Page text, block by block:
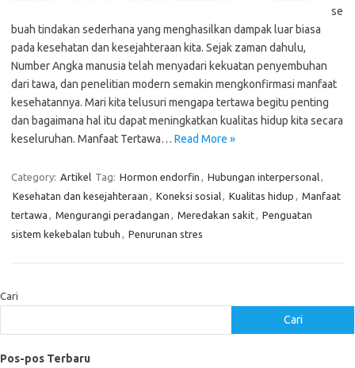
se
buah tindakan sederhana yang menghasilkan dampak luar biasa
pada kesehatan dan kesejahteraan kita. Sejak zaman dahulu,
Number Angka manusia telah menyadari kekuatan penyembuhan
dari tawa, dan penelitian modern semakin mengkonfirmasi manfaat
kesehatannya. Mari kita telusuri mengapa tertawa begitu penting
dan bagaimana hal itu dapat meningkatkan kualitas hidup kita secara
keseluruhan. Manfaat Tertawa… Read More »
Category: Artikel Tag: Hormon endorfin , Hubungan interpersonal,
Kesehatan dan kesejahteraan , Koneksi sosial, Kualitas hidup , Manfaat
tertawa , Mengurangi peradangan , Meredakan sakit, Penguatan
sistem kekebalan tubuh , Penurunan stres
Cari
Cari
Pos-pos Terbaru